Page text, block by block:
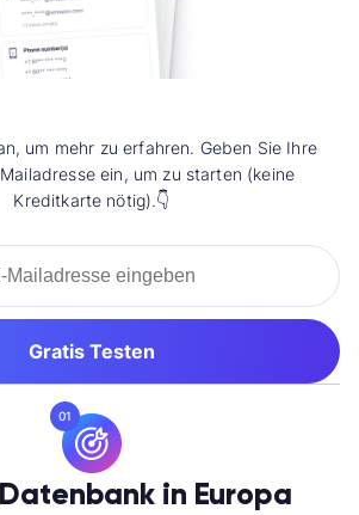
um mehr zu erfahren. Geben Sie Ihre
ein, um zu starten (keine
Kreditkarte nötig).👇
Gratis Testen
01
in Europa